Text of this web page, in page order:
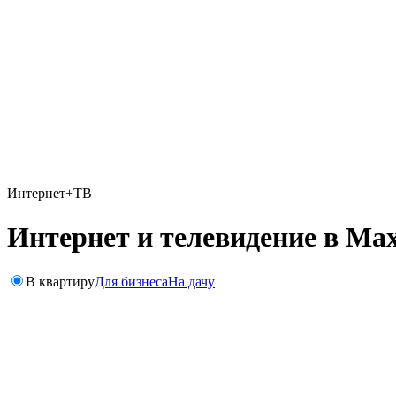
Интернет+ТВ
Интернет и телевидение в
В квартируДля бизнесаНа дачу